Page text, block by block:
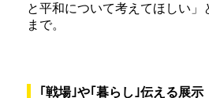
と平和について考えてほしい」
まで。
｢戦場｣や｢暮らし｣伝える展示